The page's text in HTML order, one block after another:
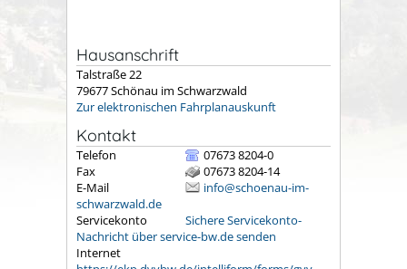
Hausanschrift
Talstraße 22
79677Schönau im Schwarzwald
Zur elektronischen Fahrplanauskunft
Kontakt
Telefon
07673 8204-0
Fax
07673 8204-14
E-Mail
info@schoenau-im-
schwarzwald.de
Servicekonto
Sichere Servicekonto-
Nachricht über service-bw.de senden
Internet